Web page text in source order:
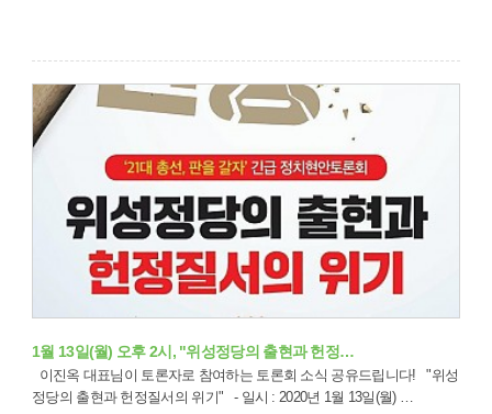
1월 13일(월) 오후 2시, "위성정당의 출현과 헌정…
정당의 출현과 헌정질서의 위기" - 일시 : 2020년 1월 13일(월) …